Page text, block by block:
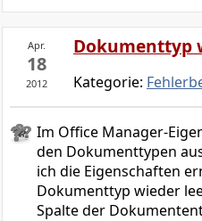
Apr.
18
2012
Dokumenttyp
Kategorie:
Im Office Manager-
den Dokumenttypen
ich die Eigenschaften
Dokumenttyp wieder
Spalte der